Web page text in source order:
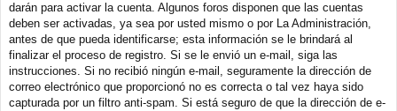
darán para activar la cuenta. Algunos foros disponen que las cuentas
deben ser activadas, ya sea por usted mismo o por La Administración,
antes de que pueda identificarse; esta información se le brindará al
finalizar el proceso de registro. Si se le envió un e-mail, siga las
instrucciones. Si no recibió ningún e-mail, seguramente la dirección de
correo electrónico que proporcionó no es correcta o tal vez haya sido
capturada por un filtro anti-spam. Si está seguro de que la dirección de e-